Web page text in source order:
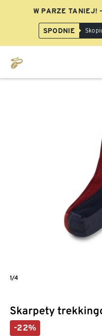
W PARZE TANIEJ!
SPODNIE
Skarpety
-22%
1/4